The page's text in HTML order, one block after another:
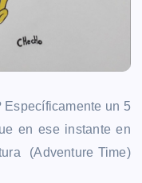
Específicamente un 5
en ese instante en
(Adventure Time)